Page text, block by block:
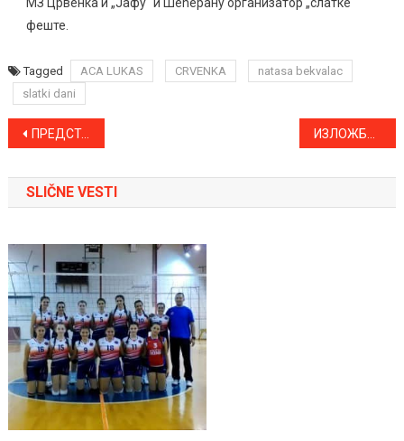
феште.
Tagged ACA LUKAS CRVENKA
natasa bekvalac
slatki dani
Kretanje
članka
ПРЕДСТАВА “ЗВЕЗДАМА СВЕЈЕДНО” ОВЕ НЕДЕЉЕ У АПАТИНУ И У ПРИГРЕВИЦИ
SLIČNE VESTI